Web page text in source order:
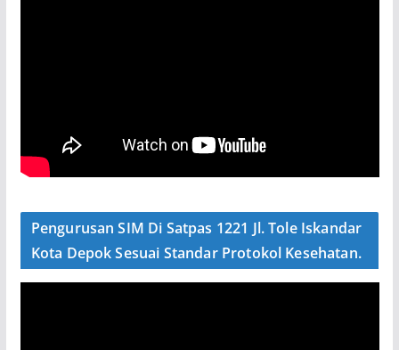
Pengurusan SIM Di Satpas 1221 Jl. Tole Iskandar
Kota Depok Sesuai Standar Protokol Kesehatan.